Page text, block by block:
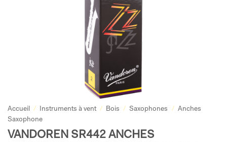
Accueil / Instruments à vent / Bois / Saxophones / Anches
Saxophone
VANDOREN SR442 ANCHES